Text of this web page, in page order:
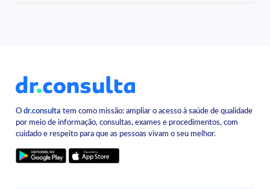
Odr.consulta tem como missão: ampliar o acesso à saúde de qualidade
por meio de informação, consultas, exames e procedimentos, com
cuidado e respeito para que as pessoas vivam o seu melhor.